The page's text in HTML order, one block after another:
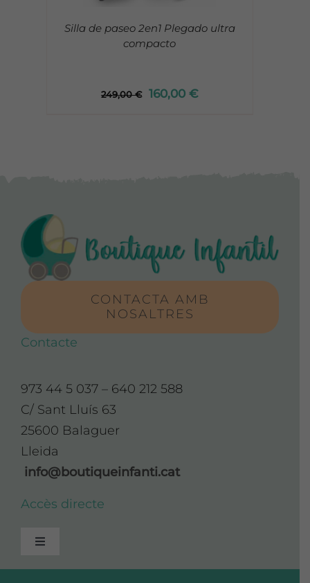
Silla de paseo 2en1 Plegado ultra
compacto
249,00€ 160,00 €
CONTACTA AMB
NOSALTRES
Contacte
973 44 5 037 – 640 212 588
C/ Sant Lluís 63
25600 Balaguer
Lleida
info@boutiqueinfanti.cat
Accès directe
Toggle